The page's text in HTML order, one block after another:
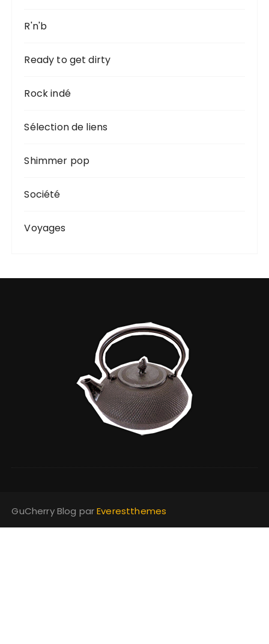
R'n'b
Ready to get dirty
Rock indé
Sélection de liens
Shimmer pop
Société
Voyages
GuCherry Blog parEverestthemes